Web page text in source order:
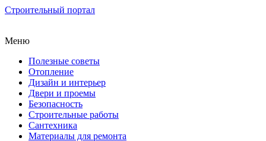
Строительный портал
Меню
Полезные советы
Отопление
Дизайн и интерьер
Двери и проемы
Безопасность
Строительные работы
Сантехника
Материалы для ремонта